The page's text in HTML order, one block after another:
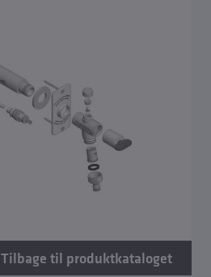
Tilbage til produktkataloget